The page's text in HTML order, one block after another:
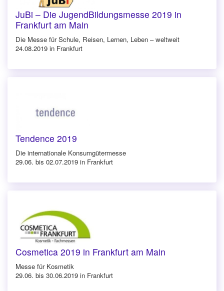
JuBi – Die JugendBildungsmesse 2019 in
Frankfurt am Main
Die Messe für Schule, Reisen, Lernen, Leben – weltweit
24.08.2019 in Frankfurt
Tendence 2019
Die internationale Konsumgütermesse
29.06. bis 02.07.2019 in Frankfurt
Cosmetica 2019 in Frankfurt am Main
Messe für Kosmetik
29.06. bis 30.06.2019 in Frankfurt